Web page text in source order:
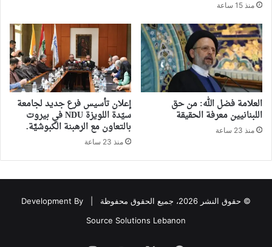
منذ 15 ساعة
العلامة فضل الله: من حق
اللبنانيين معرفة الحقيقة
منذ 23 ساعة
إعلان تأسيس فرع جديد لجامعة
سيّدة اللويزة NDU في بيروت
بالتعاون مع الرهبنة الكبوشيَّة.
منذ 23 ساعة
© حقوق النشر 2026، جميع الحقوق محفوظة |
Development By
Source Solutions Lebanon